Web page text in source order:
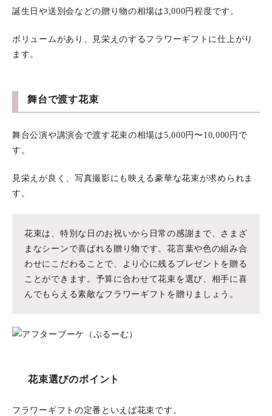
誕生日や送別会などの贈り物の相場は3,000円程度です。
ボリュームがあり、見栄えのするフラワーギフトに仕上がり
ます。
舞台で渡す花束
舞台公演や講演会で渡す花束の相場は5,000円〜10,000円で
す。
見栄えが良く、写真撮影にも映える豪華な花束が求められま
す。
花束は、特別な日のお祝いから日常の感謝まで、さまざ
まなシーンで喜ばれる贈り物です。花言葉や色の組み合
わせにこだわることで、より心に残るプレゼントを贈る
ことができます。予算に合わせて花束を選び、相手に喜
んでもらえる素敵なフラワーギフトを贈りましょう。
花束選びのポイント
フラワーギフトの定番といえば花束です。